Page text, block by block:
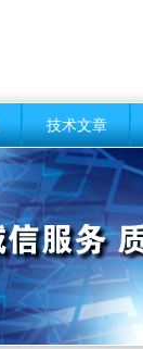
技术文章